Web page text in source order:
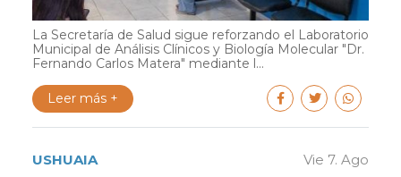
La Secretaría de Salud sigue reforzando el Laboratorio
Municipal de Análisis Clínicos y Biología Molecular "Dr.
Fernando Carlos Matera" mediante l...
Leer más +
USHUAIA Vie 7. Ago